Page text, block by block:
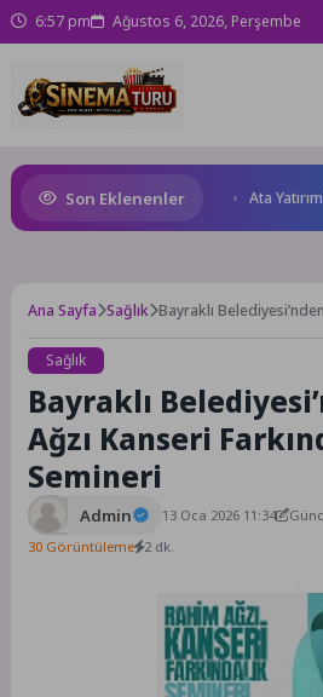
6:57 pm Ağustos 6, 2026, Perşembe
Son Eklenenler
güçlendiriyor! Ata Yatırım
Ana Sayfa Sağlık Bayraklı
Sağlık
Bayraklı
Ağzı Kanseri
Semineri
Admin 13 Oca 2026 11:34
30 Görüntüleme 2 dk.